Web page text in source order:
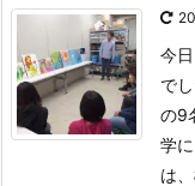
今
でし
の9
学
は